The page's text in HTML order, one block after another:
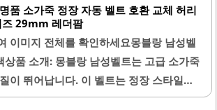
호환이 가능하여 손쉽게 교체할 수 있습니
각인 서비스도 제공하여 개인화된 아이
장점이 있습니다.벨트를 착용하는 동안
제공하며, 다양한 스타일에 잘 어울립니
요구를 충족시키기 위해 세심하게 제작되
품 소가죽 정장 자동 벨트 호환 교체 허리
즈 29mm 레더팜
이미지 전체를 확인하세요몽블랑 남성벨
상품 소개: 몽블랑 남성벨트는 고급 소가죽
이 뛰어납니다. 이 벨트는 정장 스타일에
방식으로 편리한 착용감을 제공합니다.